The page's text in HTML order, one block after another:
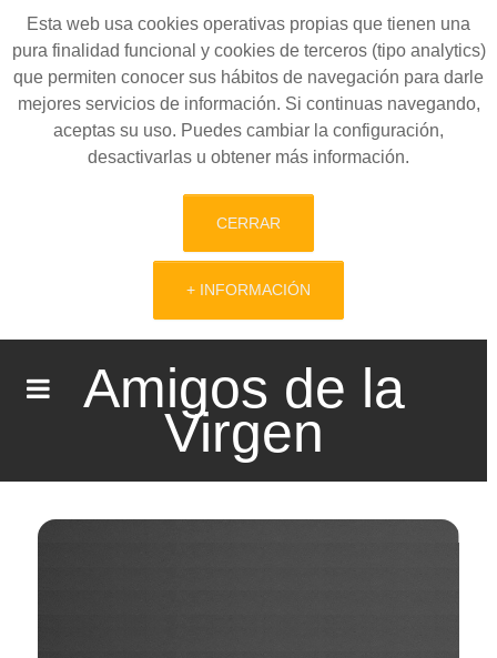
Esta web usa cookies operativas propias que tienen una
pura finalidad funcional y cookies de terceros (tipo analytics)
que permiten conocer sus hábitos de navegación para darle
mejores servicios de información. Si continuas navegando,
aceptas su uso. Puedes cambiar la configuración,
desactivarlas u obtener más información.
CERRAR
+ INFORMACIÓN
Amigos de la
Virgen